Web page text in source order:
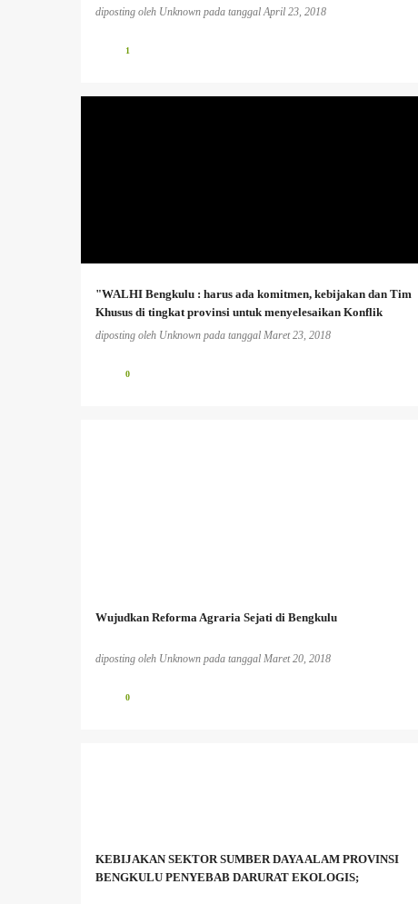
diposting oleh Unknown pada tanggalApril 23, 2018
1
"WALHI Bengkulu : harus ada komitmen, kebijakan dan Tim
Khusus di tingkat provinsi untuk menyelesaikan Konflik
Agraria'
diposting oleh Unknown pada tanggal Maret 23, 2018
0
Wujudkan Reforma Agraria Sejati di Bengkulu
diposting oleh Unknown pada tanggal Maret 20, 2018
0
KEBIJAKAN SEKTOR SUMBER DAYA ALAM PROVINSI
BENGKULU PENYEBAB DARURAT EKOLOGIS;
PEREMPUAN DAN LINGKUNGAN HIDUP; PESISIR